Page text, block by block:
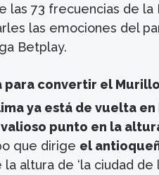
las 73 frecuencias de la
las emociones del
Betplay.
para convertir el
ya está de vuelta
punto en la
que dirige el
altura de ‘la ciudad de